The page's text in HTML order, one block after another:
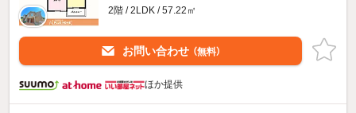
2階 / 2LDK / 57.22㎡
お問い合わせ （無料）
ほか提供